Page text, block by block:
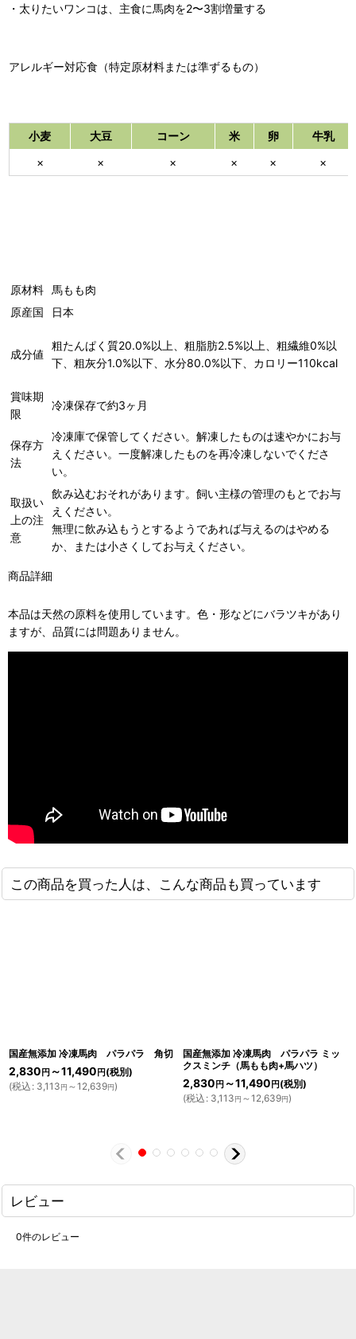
・太りたいワンコは、主食に馬肉を2〜3割増量する
アレルギー対応食（特定原材料または準ずるもの）
小麦 大豆 コーン 米 卵
牛乳
×
× × × × ×
商品詳細
原材料
馬もも肉
原産国
日本
成分値
粗たんぱく質20.0%以上、粗脂肪2.5%以上、粗繊維0%以
下、粗灰分1.0%以下、水分80.0%以下、カロリー110kcal
賞味期
限
冷凍保存で約3ヶ月
保存方
法
冷凍庫で保管してください。解凍したものは速やかにお与
えください。一度解凍したものを再冷凍しないでくださ
い。
取扱い
上の注
意
飲み込むおそれがあります。飼い主様の管理のもとでお与
えください。
無理に飲み込もうとするようであれば与えるのはやめる
か、または小さくしてお与えください。
本品は天然の原料を使用しています。色・形などにバラツキがあり
ますが、品質には問題ありません。
この商品を買った人は、こんな商品も買っています
国産無添加 冷凍馬肉 パラパラ 角切
2,830 円 ～11,490 円 (税別)
(税込 : 3,113円 ～12,639円)
国産無添加 冷凍馬肉 パラパラ ミッ
クスミンチ（馬もも肉+馬ハツ）
2,830 円 ～11,490 円 (税別)
(税込 : 3,113円 ～12,639円)
レビュー
0件のレビュー